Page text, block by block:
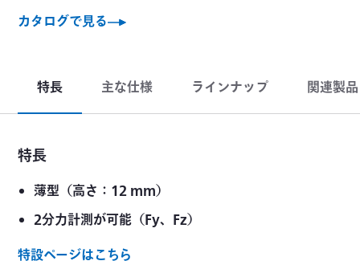
カタログで見る
特長 主な仕様 ラインナップ 関連製
特長
薄型（高さ：12 mm）
2分力計測が可能（Fy、Fz）
特設ページはこちら